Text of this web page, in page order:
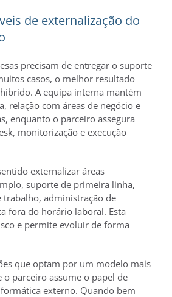
de externalização do
precisam de entregar o suporte
casos, o melhor resultado
A equipa interna mantém
relação com áreas de negócio e
enquanto o parceiro assegura
monitorização e execução
externalizar áreas
suporte de primeira linha,
trabalho, administração de
fora do horário laboral. Esta
e permite evoluir de forma
que optam por um modelo mais
o parceiro assume o papel de
externo. Quando bem